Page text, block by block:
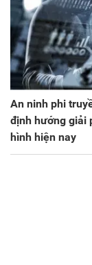
An ninh phi
định hướng giải
hình hiện nay